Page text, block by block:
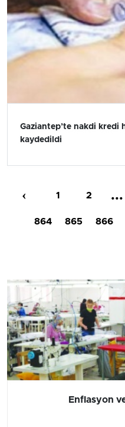
Gaziantep’te nakdi kredi
kaydedildi
‹ 1 2 ...
864 865 866
Barış